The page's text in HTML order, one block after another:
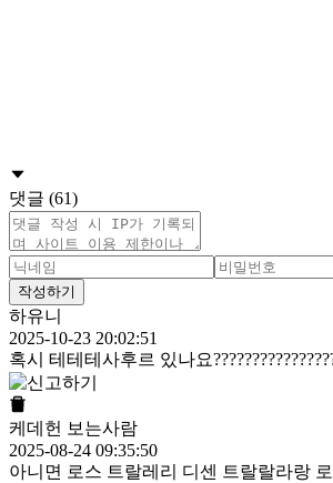
댓글 (61)
작성하기
하유니
2025-10-23 20:02:51
혹시 테테테사후르 있나요
케데헌 보는사람
2025-08-24 09:35:50
아니면 로스 트랄레리 디센 트랄랄라랑